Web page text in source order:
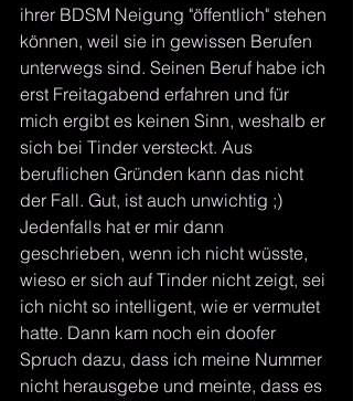
ihrer BDSM Neigung "öffentlich" stehen
können, weil sie in gewissen Berufen
unterwegs sind. Seinen Beruf habe ich
erst Freitagabend erfahren und für
mich ergibt es keinen Sinn, weshalb er
sich bei Tinder versteckt. Aus
beruflichen Gründen kann das nicht
der Fall. Gut, ist auch unwichtig ;)
Jedenfalls hat er mir dann
geschrieben, wenn ich nicht wüsste,
wieso er sich auf Tinder nicht zeigt, sei
ich nicht so intelligent, wie er vermutet
hatte. Dann kam noch ein doofer
Spruch dazu, dass ich meine Nummer
nicht herausgebe und meinte, dass es